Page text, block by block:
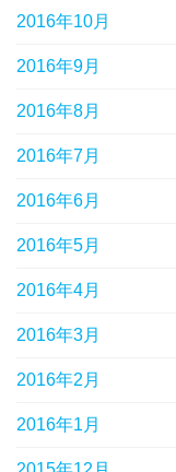
2016年10月
2016年9月
2016年8月
2016年7月
2016年6月
2016年5月
2016年4月
2016年3月
2016年2月
2016年1月